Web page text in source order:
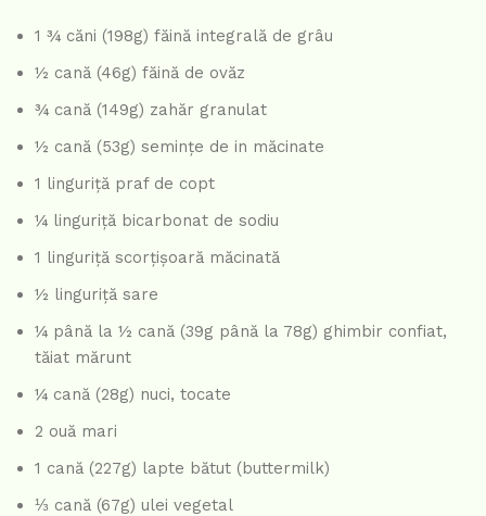
1 ¾ căni (198g) făină integrală de grâu
½ cană (46g) făină de ovăz
¾ cană (149g) zahăr granulat
½ cană (53g) semințe de in măcinate
1 linguriță praf de copt
¼ linguriță bicarbonat de sodiu
1 linguriță scorțișoară măcinată
½ linguriță sare
¼ până la ½ cană (39g până la 78g) ghimbir confiat,
tăiat mărunt
¼ cană (28g) nuci, tocate
2 ouă mari
1 cană (227g) lapte bătut (buttermilk)
⅓ cană (67g) ulei vegetal